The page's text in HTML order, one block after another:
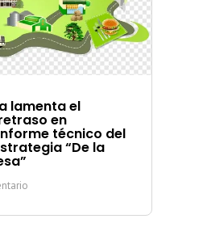
lamenta el
en
técnico del
“De la